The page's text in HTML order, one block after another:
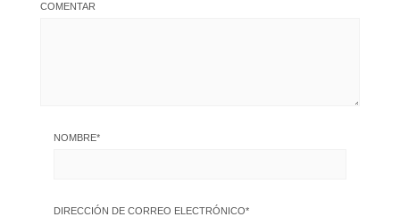
COMENTAR
NOMBRE*
DIRECCIÓN DE CORREO ELECTRÓNICO*